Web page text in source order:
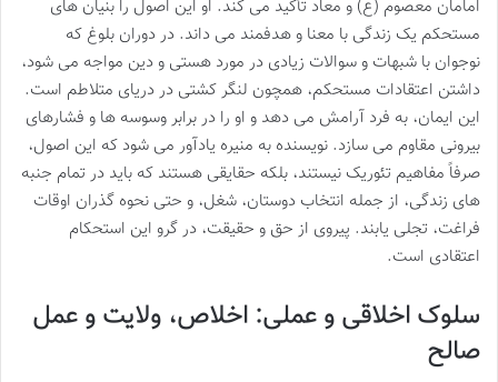
امامان معصوم (ع) و معاد تأکید می کند. او این اصول را بنیان های
مستحکم یک زندگی با معنا و هدفمند می داند. در دوران بلوغ که
نوجوان با شبهات و سوالات زیادی در مورد هستی و دین مواجه می شود،
داشتن اعتقادات مستحکم، همچون لنگر کشتی در دریای متلاطم است.
این ایمان، به فرد آرامش می دهد و او را در برابر وسوسه ها و فشارهای
بیرونی مقاوم می سازد. نویسنده به منیره یادآور می شود که این اصول،
صرفاً مفاهیم تئوریک نیستند، بلکه حقایقی هستند که باید در تمام جنبه
های زندگی، از جمله انتخاب دوستان، شغل، و حتی نحوه گذران اوقات
فراغت، تجلی یابند. پیروی از حق و حقیقت، در گرو این استحکام
اعتقادی است.
سلوک اخلاقی و عملی: اخلاص، ولایت و عمل
صالح